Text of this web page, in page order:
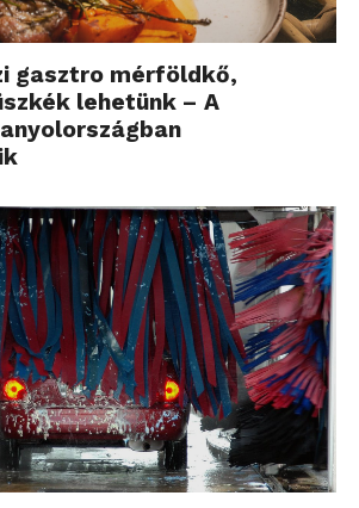
gasztro mérföldkő,
lehetünk – A